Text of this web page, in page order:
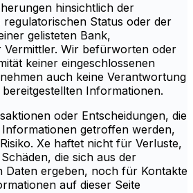
hinsichtlich der
regulatorischen Status oder der
gelisteten Bank,
Vermittler. Wir befürworten oder
keiner eingeschlossenen
auch keine Verantwortung
Informationen.
oder Entscheidungen, die
getroffen werden,
Xe haftet nicht für Verluste,
die sich aus der
Daten ergeben, noch für Kontakte
auf dieser Seite